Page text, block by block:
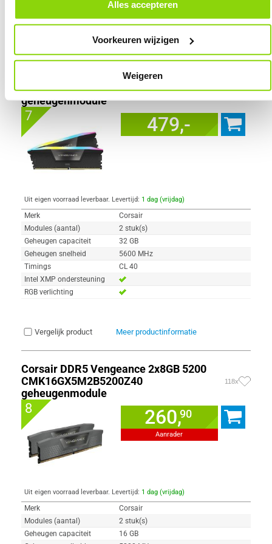
Alles accepteren
Voorkeuren wijzigen
Weigeren
Meer productinformatie
Corsair DDR5 Vengeance RGB 2x16GB
5600 CMH32GX5M2B5600C40K
geheugenmodule
92x
7 479,-
Uit eigen voorraad leverbaar. Levertijd: 1 dag (vrijdag)
Merk
Corsair
Modules (aantal)
2 stuk(s)
Geheugen capaciteit
32 GB
Geheugen snelheid
5600 MHz
Timings
CL 40
Intel XMP ondersteuning
RGB verlichting
Vergelijk product Meer productinformatie
Corsair DDR5 Vengeance 2x8GB 5200
CMK16GX5M2B5200Z40
geheugenmodule
118x
8 260,90
Aanrader
Uit eigen voorraad leverbaar. Levertijd: 1 dag (vrijdag)
Merk
Corsair
Modules (aantal)
2 stuk(s)
Geheugen capaciteit
16 GB